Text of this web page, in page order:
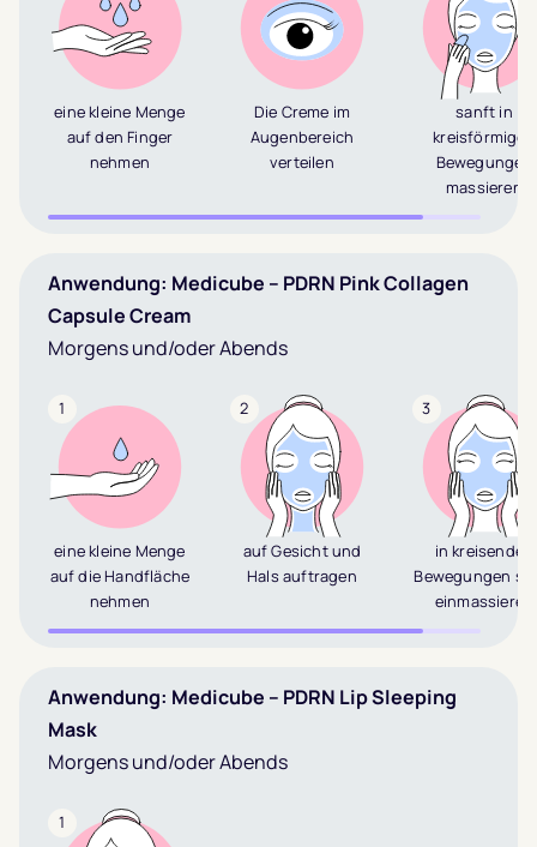
eine kleine Menge
auf den Finger
nehmen
Die Creme im
Augenbereich
verteilen
sanft in
kreisförmigen
Bewegungen
massieren
Anwendung: Medicube – PDRN Pink Collagen
Capsule Cream
Morgens und/oder Abends
1
eine kleine Menge
auf die Handfläche
nehmen
2
auf Gesicht und
Hals auftragen
3
in kreisenden
Bewegungen
einmassieren
Anwendung: Medicube – PDRN Lip Sleeping
Mask
Morgens und/oder Abends
1